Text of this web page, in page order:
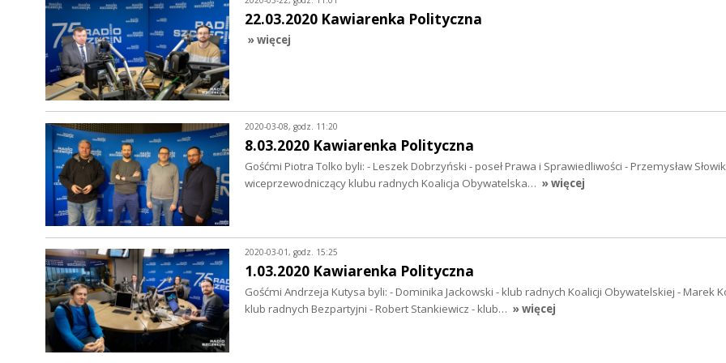
22.03.2020 Kawiarenka Polityczna
» więcej
2020-03-08, godz. 11:20
8.03.2020 Kawiarenka Polityczna
Gośćmi Piotra Tolko byli: - Leszek Dobrzyński - poseł Prawa i Sprawiedliwości - Przemysław
wiceprzewodniczący klubu radnych Koalicja Obywatelska… » więcej
2020-03-01, godz. 15:25
1.03.2020 Kawiarenka Polityczna
Gośćmi Andrzeja Kutysa byli: - Dominika Jackowski - klub radnych Koalicji Obywatelskiej - Marek
klub radnych Bezpartyjni - Robert Stankiewicz - klub… » więcej